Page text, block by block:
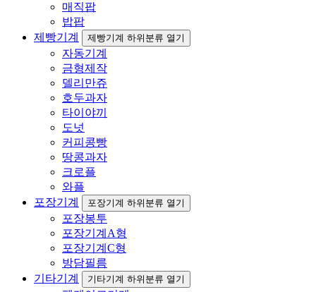
매직팝
밥팝
제빵기계
제빵기계 하위분류 열기
자동기계
금형제작
델리만쥬
호두과자
타이야끼
도넛
커피콩빵
땅콩과자
크로플
와플
포장기계
포장기계 하위분류 열기
포장봉투
포장기계A형
포장기계C형
방담필름
기타기계
기타기계 하위분류 열기